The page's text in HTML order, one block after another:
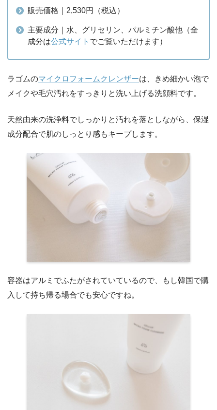
販売価格｜2,530円（税込）
主要成分｜水、グリセリン、パルミチン酸他（全
成分は公式サイト でご覧いただけます）
ラゴムのマイクロフォームクレンザーは、きめ細かい泡で
メイクや毛穴汚れをすっきりと洗い上げる洗顔料です。
天然由来の洗浄料でしっかりと汚れを落としながら、保湿
成分配合で肌のしっとり感もキープします。
容器はアルミでふたがされていているので、もし韓国で購
入して持ち帰る場合でも安心ですね。